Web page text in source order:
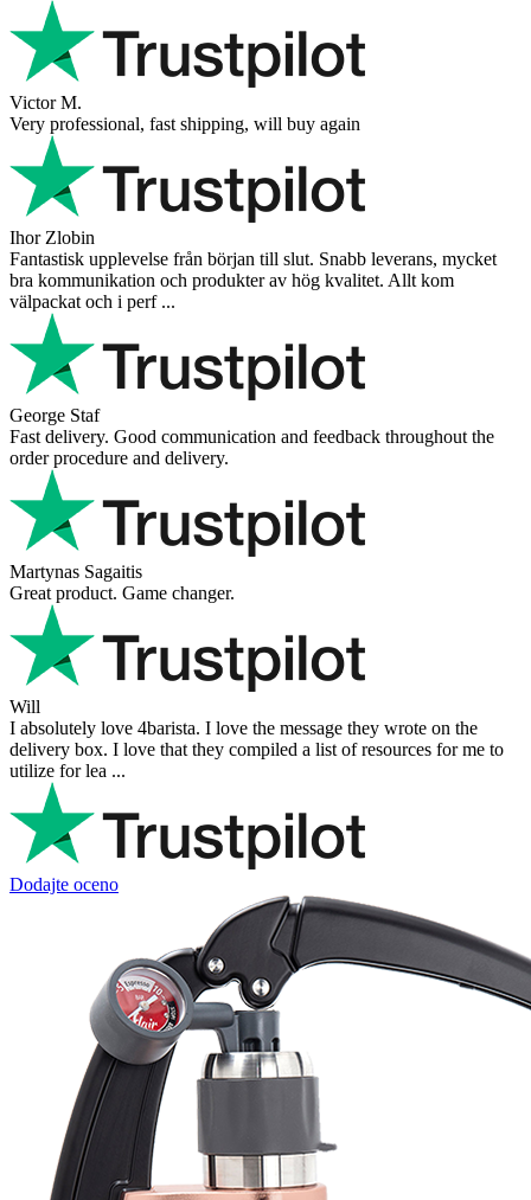
Victor M.
Very professional, fast shipping, will buy again
Ihor Zlobin
Fantastisk upplevelse från början till slut. Snabb leverans, mycket
bra kommunikation och produkter av hög kvalitet. Allt kom
välpackat och i perf ...
George Staf
Fast delivery. Good communication and feedback throughout the
order procedure and delivery.
Martynas Sagaitis
Great product. Game changer.
Will
I absolutely love 4barista. I love the message they wrote on the
delivery box. I love that they compiled a list of resources for me to
utilize for lea ...
Dodajte oceno